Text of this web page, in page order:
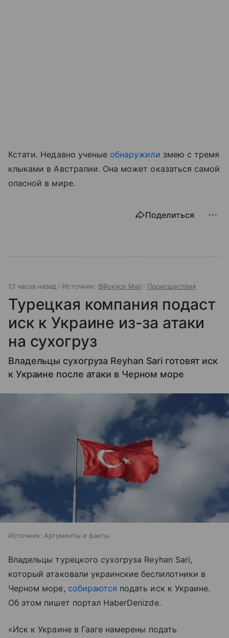
Кстати. Недавно ученые обнаружили змею с тремя
клыками в Австралии. Она может оказаться самой
опасной в мире.
Поделиться
13 часов назад Источник: ВФокусе Mail Происшествия
Турецкая компания подаст
иск к Украине из-за атаки
на сухогруз
Владельцы сухогруза Reyhan Sari готовят иск
к Украине после атаки в Черном море
Источник: Аргументы и факты
Владельцы турецкого сухогруза Reyhan Sari,
который атаковали украинские беспилотники в
Черном море, собираются подать иск к Украине.
Об этом пишет портал HaberDenizde.
«Иск к Украине в Гааге намерены подать